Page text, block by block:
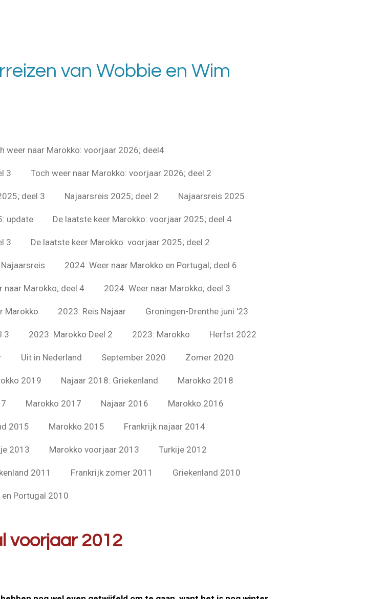
van Wobbie en Wim
weer naar Marokko: voorjaar 2026; deel4
3 Toch weer naar Marokko: voorjaar 2026; deel 2
deel 3 Najaarsreis 2025; deel 2 Najaarsreis 2025
update De laatste keer Marokko: voorjaar 2025; deel 4
3 De laatste keer Marokko: voorjaar 2025; deel 2
2024: Weer naar Marokko en Portugal; deel 6
naar Marokko; deel 4 2024: Weer naar Marokko; deel 3
Marokko 2023: Reis Najaar Groningen-Drenthe juni '23
3 2023: Marokko Deel 2 2023: Marokko Herfst 2022
Uit in Nederland September 2020 Zomer 2020
2019 Najaar 2018: Griekenland Marokko 2018
Marokko 2017 Najaar 2016 Marokko 2016
2015 Marokko 2015 Frankrijk najaar 2014
2013 Marokko voorjaar 2013 Turkije 2012
2011 Frankrijk zomer 2011 Griekenland 2010
en Portugal 2010
2012